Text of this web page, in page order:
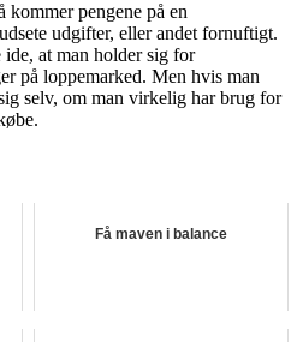
pengene på en
udgifter, eller andet fornuftigt.
ide, at man holder sig for
på loppemarked. Men hvis man
selv, om man virkelig har brug for
Få maven i balance